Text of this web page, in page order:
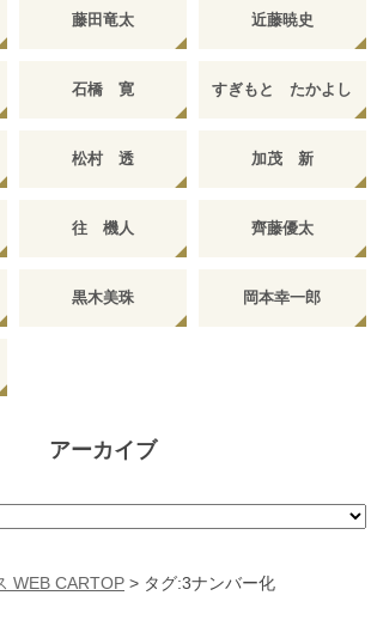
藤田竜太 近藤暁史
石橋 寛 すぎもと たかよし
松村 透 加茂 新
往 機人 齊藤優太
黒木美珠 岡本幸一郎
アーカイブ
WEB CARTOP > タグ:3ナンバー化